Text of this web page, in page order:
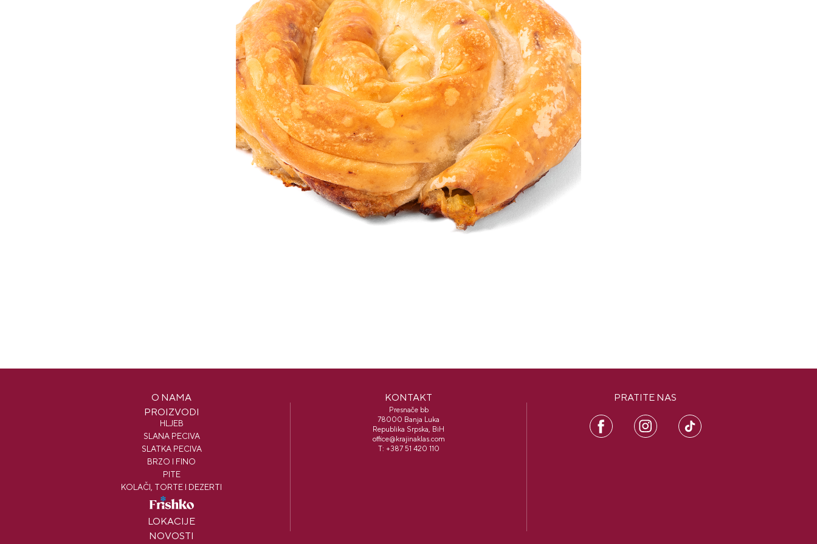
O NAMA
PROIZVODI
HLJEB
SLANA PECIVA
SLATKA PECIVA
BRZO I FINO
PITE
KOLAČI, TORTE I DEZERTI
FRISHKO
LOKACIJE
NOVOSTI
KONTAKT
Presnače bb
78000 Banja Luka
Republika Srpska, BiH
office@krajinaklas.com
T: +387 51 420 110
PRATITE NAS
FB
IN PI